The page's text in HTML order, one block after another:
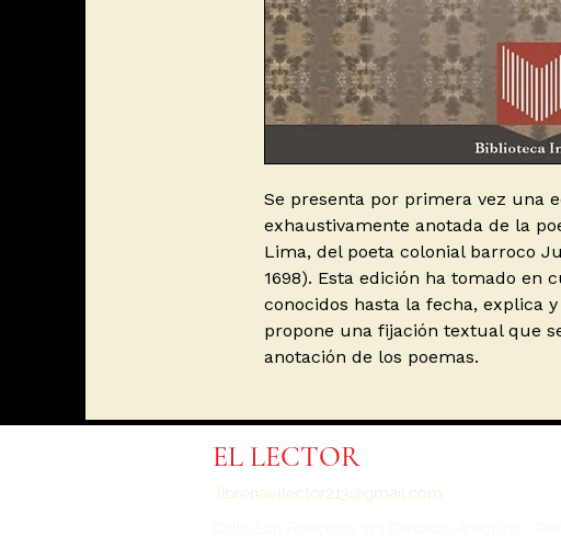
Se presenta por primera vez una
exhaustivamente anotada de la
Lima, del poeta colonial barroco
1698). Esta edición ha tomado en
conocidos hasta la fecha, explica
propone una fijación textual que
anotación de los poemas.
EL LECTOR
libreriaellector213@gmail.com